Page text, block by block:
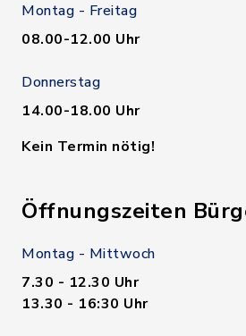
Montag - Freitag
08.00-12.00 Uhr
Donnerstag
14.00-18.00 Uhr
Kein Termin nötig!
Öffnungszeiten
Montag - Mittwoch
7.30 - 12.30 Uhr
13.30 - 16:30 Uhr